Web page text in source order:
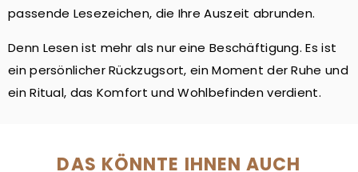
passende Lesezeichen, die Ihre Auszeit abrunden.
Denn Lesen ist mehr als nur eine Beschäftigung. Es ist
ein persönlicher Rückzugsort, ein Moment der Ruhe und
ein Ritual, das Komfort und Wohlbefinden verdient.
DAS KÖNNTE IHNEN AUCH